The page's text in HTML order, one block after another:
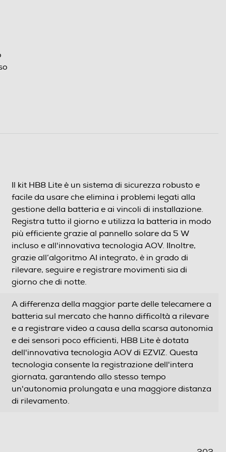
Il kit HB8 Lite è un sistema di sicurezza robusto e
facile da usare che elimina i problemi legati alla
gestione della batteria e ai vincoli di installazione.
Registra tutto il giorno e utilizza la batteria in modo
più efficiente grazie al pannello solare da 5 W
incluso e all'innovativa tecnologia AOV. IInoltre,
grazie all’algoritmo AI integrato, è in grado di
rilevare, seguire e registrare movimenti sia di
giorno che di notte.
A differenza della maggior parte delle telecamere a
batteria sul mercato che hanno difficoltà a rilevare
e a registrare video a causa della scarsa autonomia
e dei sensori poco efficienti, HB8 Lite è dotata
dell'innovativa tecnologia AOV di EZVIZ. Questa
tecnologia consente la registrazione dell'intera
giornata, garantendo allo stesso tempo
un'autonomia prolungata e una maggiore distanza
di rilevamento.